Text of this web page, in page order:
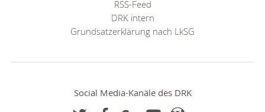
RSS-Feed
DRK intern
Grundsatzerklärung nach LkSG
Social Media-Kanäle des DRK